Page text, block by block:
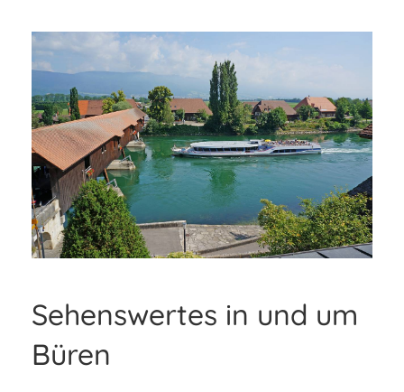
Sehenswertes in und um
Büren